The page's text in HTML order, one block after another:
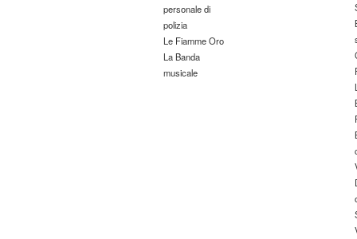
personale di
polizia
Le Fiamme Oro
La Banda
musicale